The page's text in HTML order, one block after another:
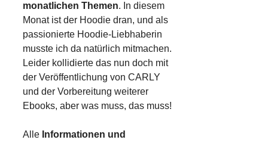
monatlichen Themen. In diesem
Monat ist der Hoodie dran, und als
passionierte Hoodie-Liebhaberin
musste ich da natürlich mitmachen.
Leider kollidierte das nun doch mit
der Veröffentlichung von CARLY
und der Vorbereitung weiterer
Ebooks, aber was muss, das muss!
Alle Informationen und